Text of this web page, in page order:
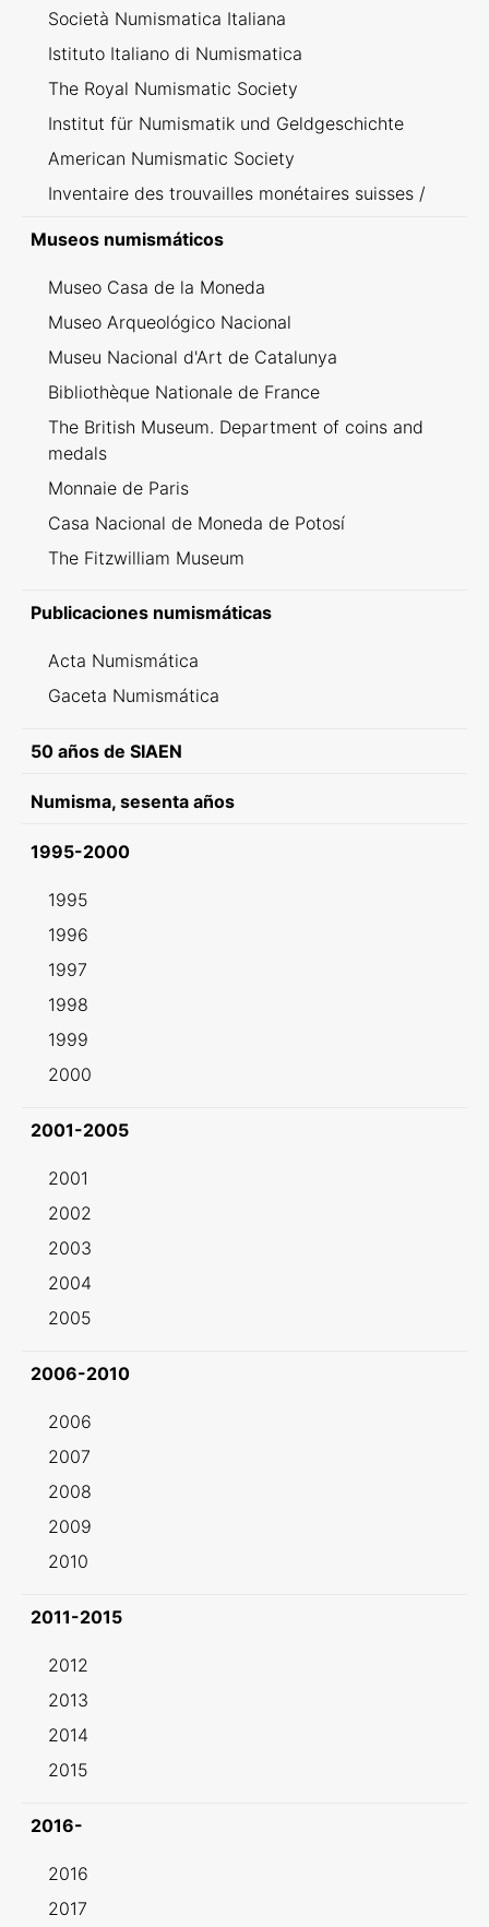
Società Numismatica Italiana
Istituto Italiano di Numismatica
The Royal Numismatic Society
Institut für Numismatik und Geldgeschichte
American Numismatic Society
Inventaire des trouvailles monétaires suisses /
Museos numismáticos
Museo Casa de la Moneda
Museo Arqueológico Nacional
Museu Nacional d'Art de Catalunya
Bibliothèque Nationale de France
The British Museum. Department of coins and
medals
Monnaie de Paris
Casa Nacional de Moneda de Potosí
The Fitzwilliam Museum
Publicaciones numismáticas
Acta Numismática
Gaceta Numismática
50 años de SIAEN
Numisma, sesenta años
1995-2000
1995
1996
1997
1998
1999
2000
2001-2005
2001
2002
2003
2004
2005
2006-2010
2006
2007
2008
2009
2010
2011-2015
2012
2013
2014
2015
2016-
2016
2017